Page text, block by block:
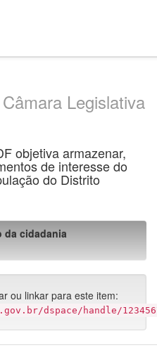
Legislativa
objetiva armazenar,
de interesse do
do Distrito
da cidadania
ou linkar para este item:
dspace/handle/